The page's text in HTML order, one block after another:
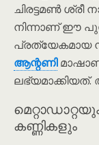
ചിരട്ടമൺ ശ്രീ
നിന്നാണ് ഈ
പ്രത്യേകമായ
ആന്റണി
ലഭ്യമാക്കിയത്.
കണ്ണികളും